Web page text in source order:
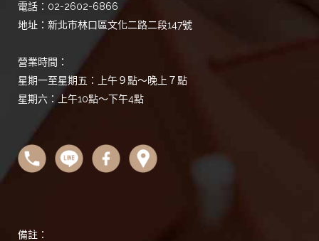
電話：02-2602-6866
地址：新北市林口區文化二路二段147號
營業時間：
星期一至星期五：上午９點～晚上７點
星期六：上午10點～下午4點
備註：